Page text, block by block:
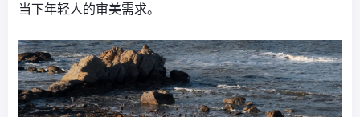
当下年轻人的审美需求。